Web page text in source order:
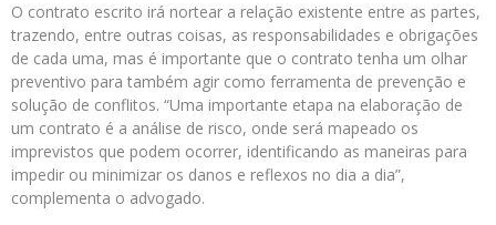
O contrato escrito irá nortear a relação existente entre as partes,
trazendo, entre outras coisas, as responsabilidades e obrigações
de cada uma, mas é importante que o contrato tenha um olhar
preventivo para também agir como ferramenta de prevenção e
solução de conflitos. “Uma importante etapa na elaboração de
um contrato é a análise de risco, onde será mapeado os
imprevistos que podem ocorrer, identificando as maneiras para
impedir ou minimizar os danos e reflexos no dia a dia”,
complementa o advogado.